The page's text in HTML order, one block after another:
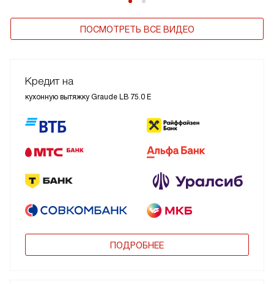
ПОСМОТРЕТЬ ВСЕ ВИДЕО
Кредит на
кухонную вытяжку Graude LB 75.0 E
ПОДРОБНЕЕ